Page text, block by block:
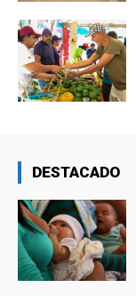
DESTACADO